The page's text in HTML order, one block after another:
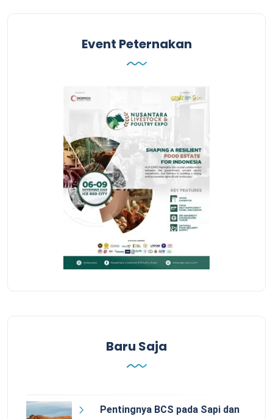
Event Peternakan
Baru Saja
Pentingnya BCS pada Sapi dan